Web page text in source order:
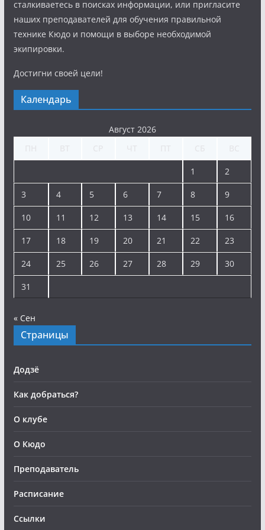
сталкиваетесь в поисках информации, или пригласите
наших преподавателей для обучения правильной
технике Кюдо и помощи в выборе необходимой
экипировки.
Достигни своей цели!
Календарь
Август 2026
1 2
3 4 5 6 7 8 9
10 11 12 13 14 15 16
17 18 19 20 21 22 23
24 25 26 27 28 29 30
31
« Сен
Страницы
Додзё
Как добраться?
О клубе
О Кюдо
Преподаватель
Расписание
Ссылки